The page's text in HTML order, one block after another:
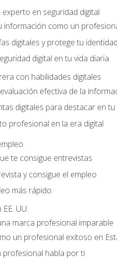
en seguridad digital
información como un
digitales y protege tu identidad
digital en tu vida diaria
con habilidades digitales
efectiva de la
digitales para destacar en tu
profesional en la era digital
te consigue entrevistas
y consigue el empleo
más rápido
UU.
marca profesional imparable
un profesional exitoso en
profesional habla por ti